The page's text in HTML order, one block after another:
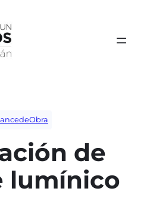
de
lumínico